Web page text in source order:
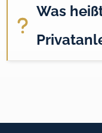
Was